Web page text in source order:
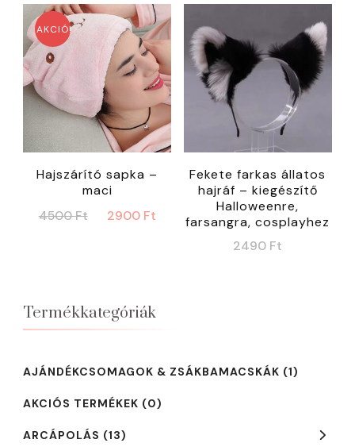
AKCIÓ!
Hajszárító sapka –
maci
4500Ft
Original
2900 Ft
Current
price
Fekete farkas állatos
hajráf – kiegészítő
Halloweenre,
farsangra, cosplayhez
2490 Ft
Termékkategóriák
AJÁNDÉKCSOMAGOK & ZSÁKBAMACSKÁK (1)
AKCIÓS TERMÉKEK (0)
ARCÁPOLÁS (13)